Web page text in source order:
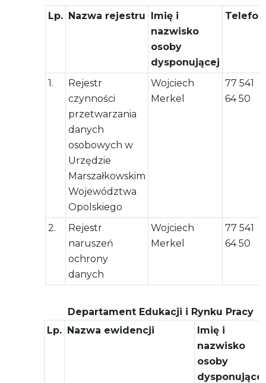
Lp. Nazwa rejestru Imię i
nazwisko
osoby
dysponującej
Telefon
1.
Rejestr
czynności
przetwarzania
danych
osobowych w
Urzędzie
Marszałkowskim
Województwa
Opolskiego
Wojciech
Merkel
77 541
64 50
2.
Rejestr
naruszeń
ochrony
danych
Wojciech
Merkel
77 541
64 50
Departament Edukacji i Rynku Pracy
Lp. Nazwa ewidencji
Imię i
nazwisko
osoby
dysponującej